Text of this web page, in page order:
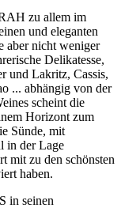
zu allem im
und eleganten
aber nicht weniger
Delikatesse,
und Lakritz, Cassis,
... abhängig von der
scheint die
Horizont zum
Sünde, mit
in der Lage
mit zu den schönsten
haben.
in seinen